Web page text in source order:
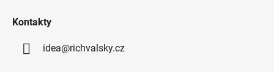
Kontakty
idea@richvalsky.cz